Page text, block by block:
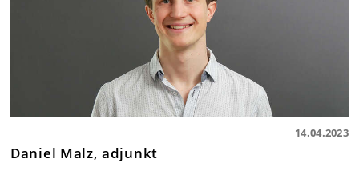
14.04.2023
Daniel Malz, adjunkt